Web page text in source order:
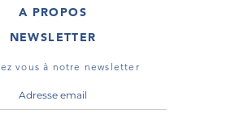
ARTISTE
TOUR VIRTUEL
OEUVRES D'ART
TOURS VIRTUELS
A PROPOS
MASTERART
GÉNÉRALES
NEWSLETTER
vous à notre newsletter